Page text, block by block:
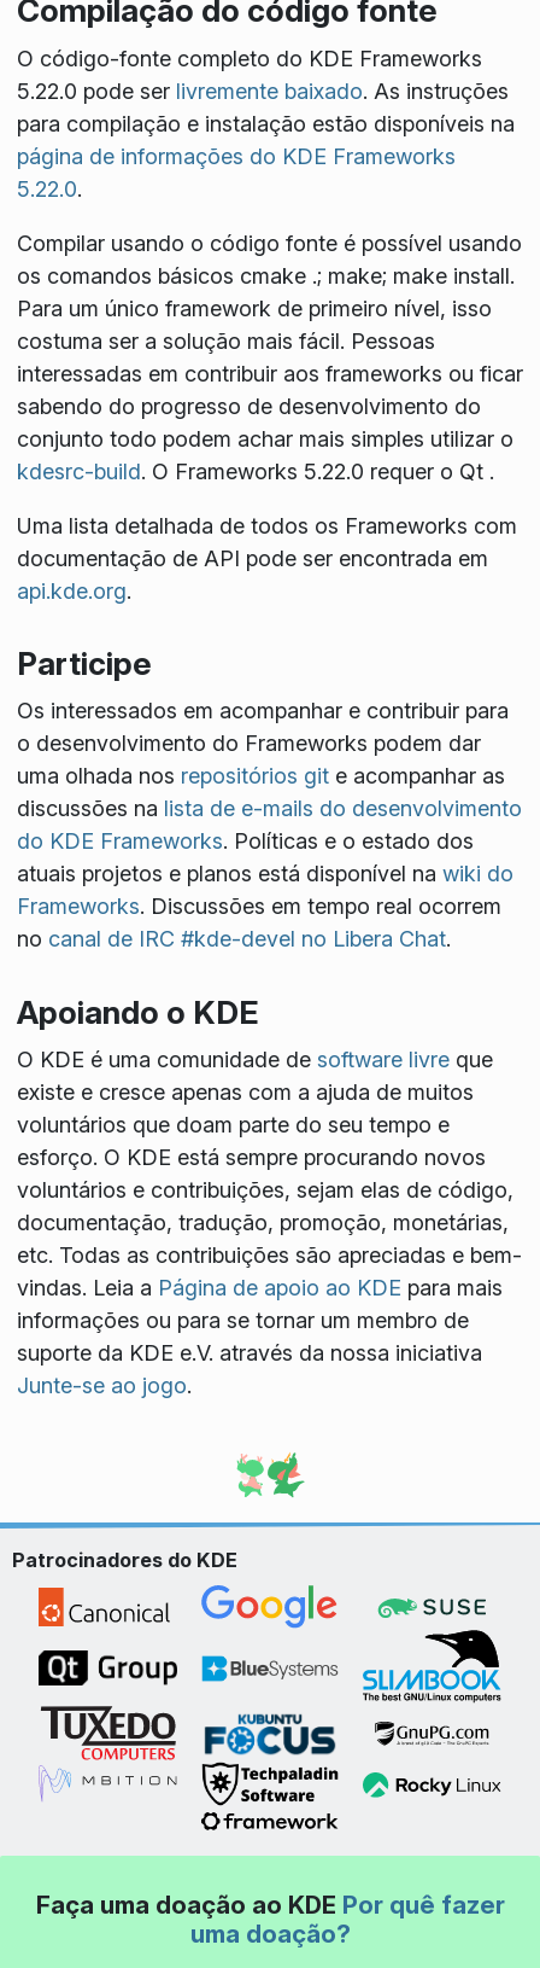
Compilação do código fonte
O código-fonte completo do KDE Frameworks
5.22.0 pode ser livremente baixado. As instruções
para compilação e instalação estão disponíveis na
página de informações do KDE Frameworks
5.22.0.
Compilar usando o código fonte é possível usando
os comandos básicos cmake .; make; make install.
Para um único framework de primeiro nível, isso
costuma ser a solução mais fácil. Pessoas
interessadas em contribuir aos frameworks ou ficar
sabendo do progresso de desenvolvimento do
conjunto todo podem achar mais simples utilizar o
kdesrc-build. O Frameworks 5.22.0 requer o Qt .
Uma lista detalhada de todos os Frameworks com
documentação de API pode ser encontrada em
api.kde.org.
Participe
Os interessados em acompanhar e contribuir para
o desenvolvimento do Frameworks podem dar
uma olhada nos repositórios gite acompanhar as
discussões na lista de e-mails do desenvolvimento
do KDE Frameworks. Políticas e o estado dos
atuais projetos e planos está disponível na wiki do
Frameworks. Discussões em tempo real ocorrem
no canal de IRC #kde-devel no Libera Chat.
Apoiando o KDE
O KDE é uma comunidade de software livreque
existe e cresce apenas com a ajuda de muitos
voluntários que doam parte do seu tempo e
esforço. O KDE está sempre procurando novos
voluntários e contribuições, sejam elas de código,
documentação, tradução, promoção, monetárias,
etc. Todas as contribuições são apreciadas e bem-
vindas. Leia a Página de apoio ao KDE para mais
informações ou para se tornar um membro de
suporte da KDE e.V. através da nossa iniciativa
Junte-se ao jogo.
Patrocinadores do KDE
Faça uma doação ao KDE Por quê fazer
uma doação?